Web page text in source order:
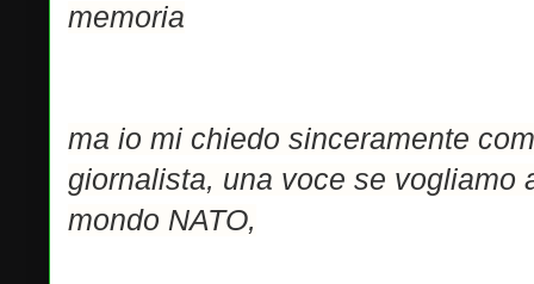
memoria
ma io mi chiedo sinceramente
giornalista, una voce se vogliamo
mondo NATO,